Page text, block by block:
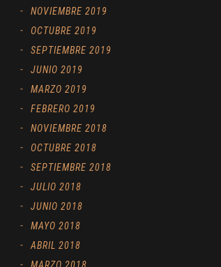
NOVIEMBRE 2019
OCTUBRE 2019
SEPTIEMBRE 2019
JUNIO 2019
MARZO 2019
FEBRERO 2019
NOVIEMBRE 2018
OCTUBRE 2018
SEPTIEMBRE 2018
JULIO 2018
JUNIO 2018
MAYO 2018
ABRIL 2018
MARZO 2018